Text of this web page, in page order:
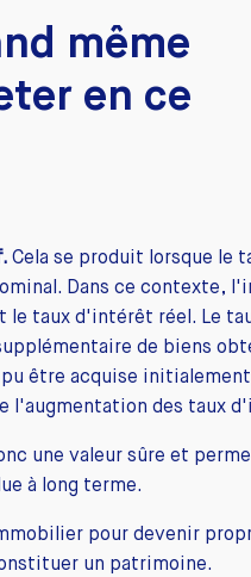
même
en ce
Cela se produit lorsque le
Dans ce contexte,
le taux d'intérêt réel. Le
de biens
être acquise
l'augmentation des taux
une valeur sûre et
à long terme.
pour devenir
un patrimoine.